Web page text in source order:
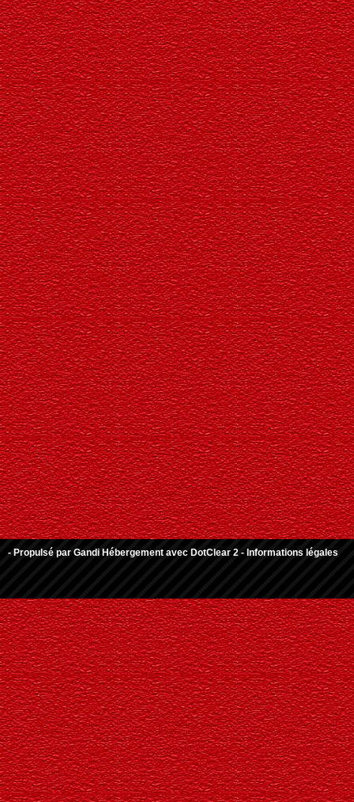
- Propulsé par Gandi Hébergement avec DotClear 2 - Informations légales